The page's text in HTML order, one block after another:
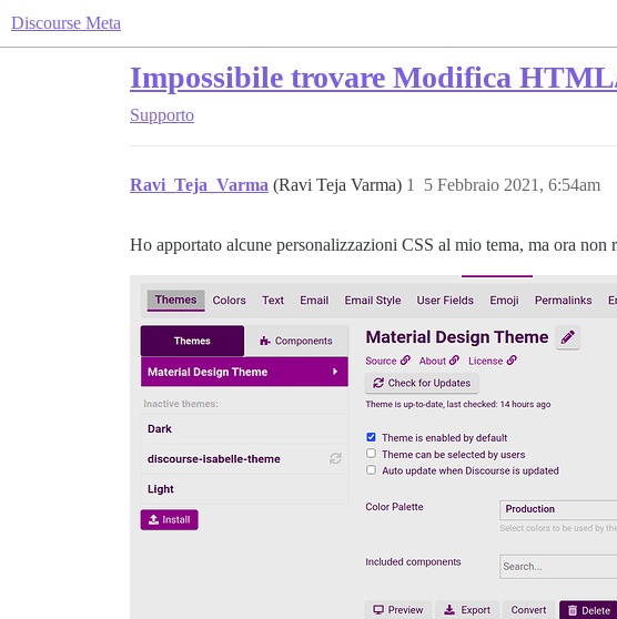
Discourse Meta
Impossibile trovare Modifica
Supporto
Ravi_Teja_Varma (Ravi Teja Varma) 5 Febbraio 2021, 6:54am
1
Ho apportato alcune personalizzazioni CSS al mio tema, ma ora